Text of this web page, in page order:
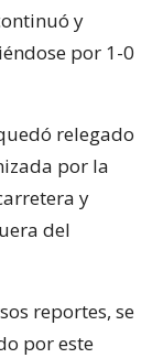
y
por 1-0
relegado
por la
y
del
reportes, se
por este